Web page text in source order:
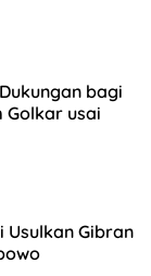
bagi
Golkar usai
Usulkan Gibran